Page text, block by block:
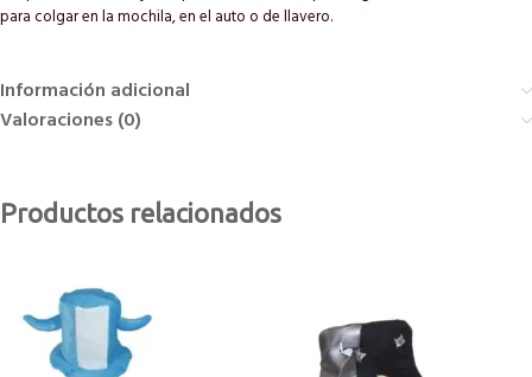
para colgar en la mochila, en el auto o de llavero.
Información adicional
Valoraciones (0)
Productos relacionados